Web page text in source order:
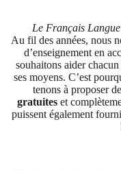
Le Français
Au fil des années, nous
d’enseignement en
souhaitons aider
ses moyens. C’est
tenons à proposer
gratuites et
puissent également